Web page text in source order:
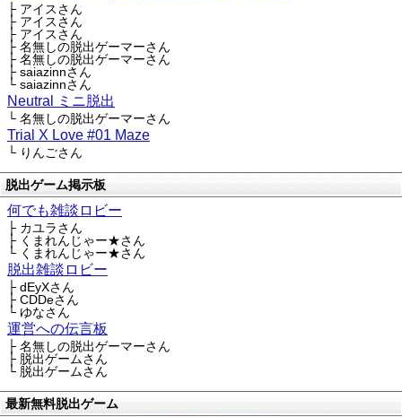
├ アイスさん
├ アイスさん
├ アイスさん
├ 名無しの脱出ゲーマーさん
├ 名無しの脱出ゲーマーさん
├ saiazinnさん
└ saiazinnさん
Neutral ミニ脱出
└ 名無しの脱出ゲーマーさん
Trial X Love #01 Maze
└ りんごさん
脱出ゲーム掲示板
何でも雑談ロビー
├ カユラさん
├ くまれんじゃー★さん
└ くまれんじゃー★さん
脱出雑談ロビー
├ dEyXさん
├ CDDeさん
└ ゆなさん
運営への伝言板
├ 名無しの脱出ゲーマーさん
├ 脱出ゲームさん
└ 脱出ゲームさん
最新無料脱出ゲーム